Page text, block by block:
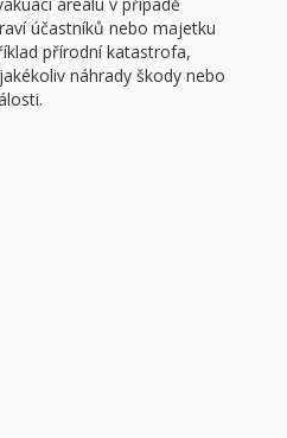
účastníků nebo majetku
přírodní katastrofa,
náhrady škody nebo